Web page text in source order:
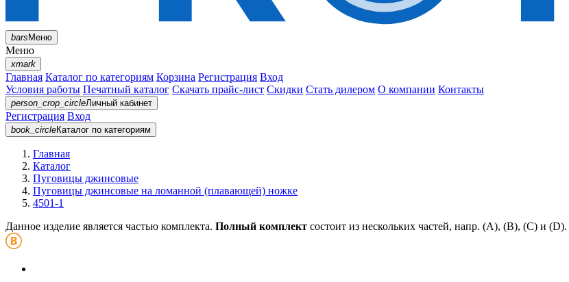
barsМеню
Меню
xmark
Главная Каталог по категориям Корзина Регистрация Вход
Условия работы Печатный каталог Скачать прайс-лист Скидки Стать дилером О компании Контакты
person_crop_circleЛичный кабинет
Регистрация Вход
book_circleКаталог по категориям
Главная
Каталог
Пуговицы джинсовые
Пуговицы джинсовые на ломанной (плавающей) ножке
4501-1
Данное изделие является частью комплекта. Полный комплект состоит из нескольких частей, напр. (А), (B), (С) и (D).